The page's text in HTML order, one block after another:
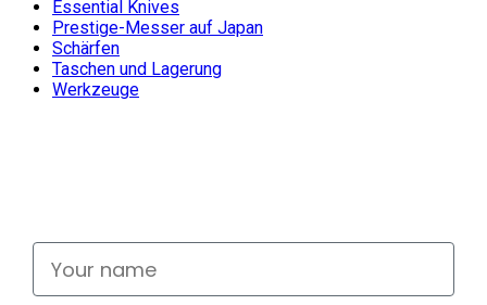
Essential Knives
Prestige-Messer auf Japan
Schärfen
Taschen und Lagerung
Werkzeuge
Your name